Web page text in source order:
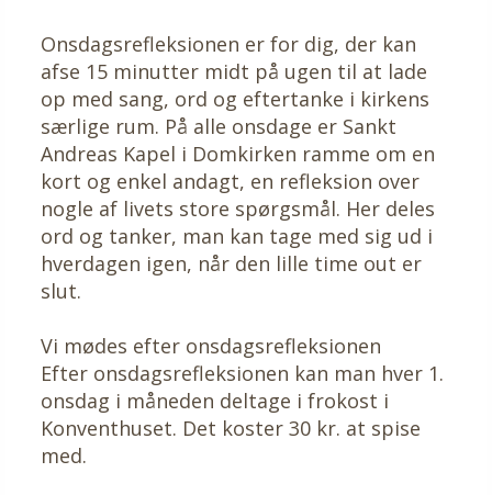
Onsdagsrefleksionen er for dig, der kan
afse 15 minutter midt på ugen til at lade
op med sang, ord og eftertanke i kirkens
særlige rum. På alle onsdage er Sankt
Andreas Kapel i Domkirken ramme om en
kort og enkel andagt, en refleksion over
nogle af livets store spørgsmål. Her deles
ord og tanker, man kan tage med sig ud i
hverdagen igen, når den lille time out er
slut.
Vi mødes efter onsdagsrefleksionen
Efter onsdagsrefleksionen kan man hver 1.
onsdag i måneden deltage i frokost i
Konventhuset. Det koster 30 kr. at spise
med.